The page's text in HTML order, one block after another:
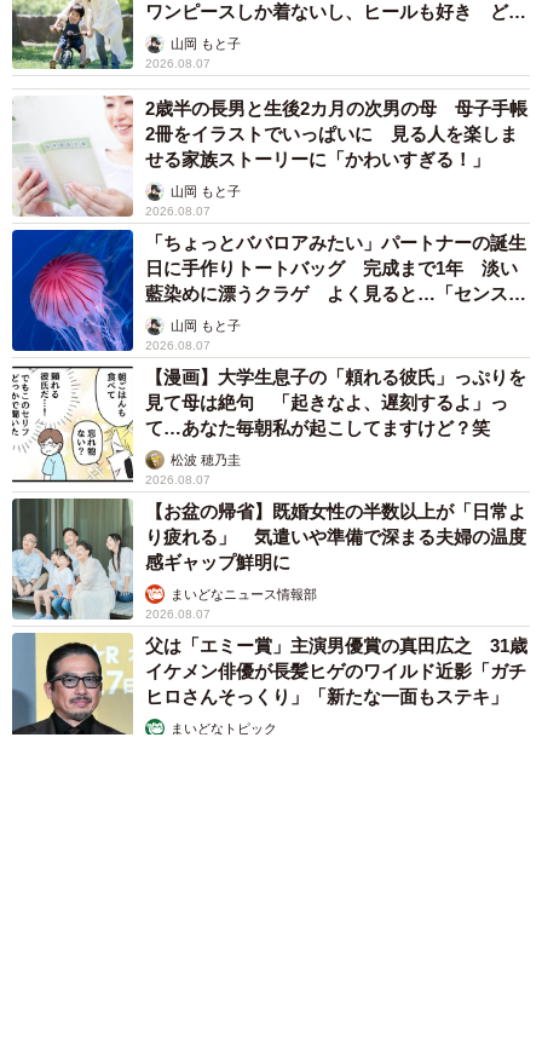
ワンピースしか着ないし、ヒールも好き どの
へんが…
山岡 もと子
2026.08.07
2歳半の長男と生後2カ月の次男の母 母子手帳
2冊をイラストでいっぱいに 見る人を楽しま
せる家族ストーリーに「かわいすぎる！」
山岡 もと子
2026.08.07
「ちょっとババロアみたい」パートナーの誕生
日に手作りトートバッグ 完成まで1年 淡い
藍染めに漂うクラゲ よく見ると…「センスす
ごい」山岡 もと子
2026.08.07
【漫画】大学生息子の「頼れる彼氏」っぷりを
見て母は絶句 「起きなよ、遅刻するよ」っ
て…あなた毎朝私が起こしてますけど？笑
松波 穂乃圭
2026.08.07
【お盆の帰省】既婚女性の半数以上が「日常よ
り疲れる」 気遣いや準備で深まる夫婦の温度
感ギャップ鮮明に
まいどなニュース情報部
2026.08.07
父は「エミー賞」主演男優賞の真田広之 31歳
イケメン俳優が長髪ヒゲのワイルド近影「ガチ
ヒロさんそっくり」「新たな一面もステキ」
まいどなトピック